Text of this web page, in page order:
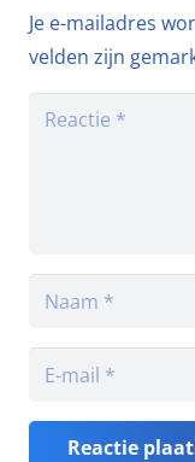
Je e-mailadres
velden zijn
Reactie